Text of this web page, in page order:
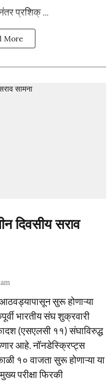
प्रशिक् ...
More
दिवसीय सराव
सुरू होणाऱ्या
भारतीय संघ शुक्रवारी
(एसएलसी ११) संघाविरुद्ध
आहे. नॉनडेस्क्रिप्ट्स
१० वाजता सुरू होणाऱ्या या
परीक्षा फिरकी